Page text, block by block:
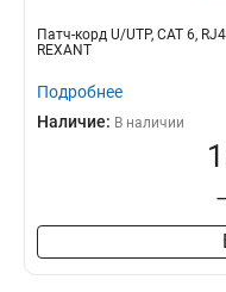
Патч-корд U/UTP, CAT 6,
REXANT
Подробнее
Наличие: В наличии